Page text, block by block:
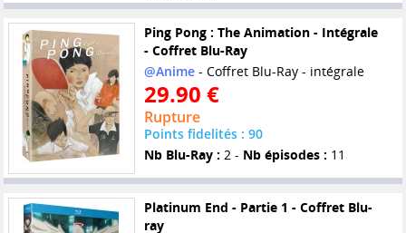
Ping Pong : The Animation - Intégrale
- Coffret Blu-Ray
@Anime- Coffret Blu-Ray - intégrale
29.90 €
Rupture
Points fidelités : 90
Nb Blu-Ray : 2 - Nb épisodes : 11
Platinum End - Partie 1 - Coffret Blu-
ray